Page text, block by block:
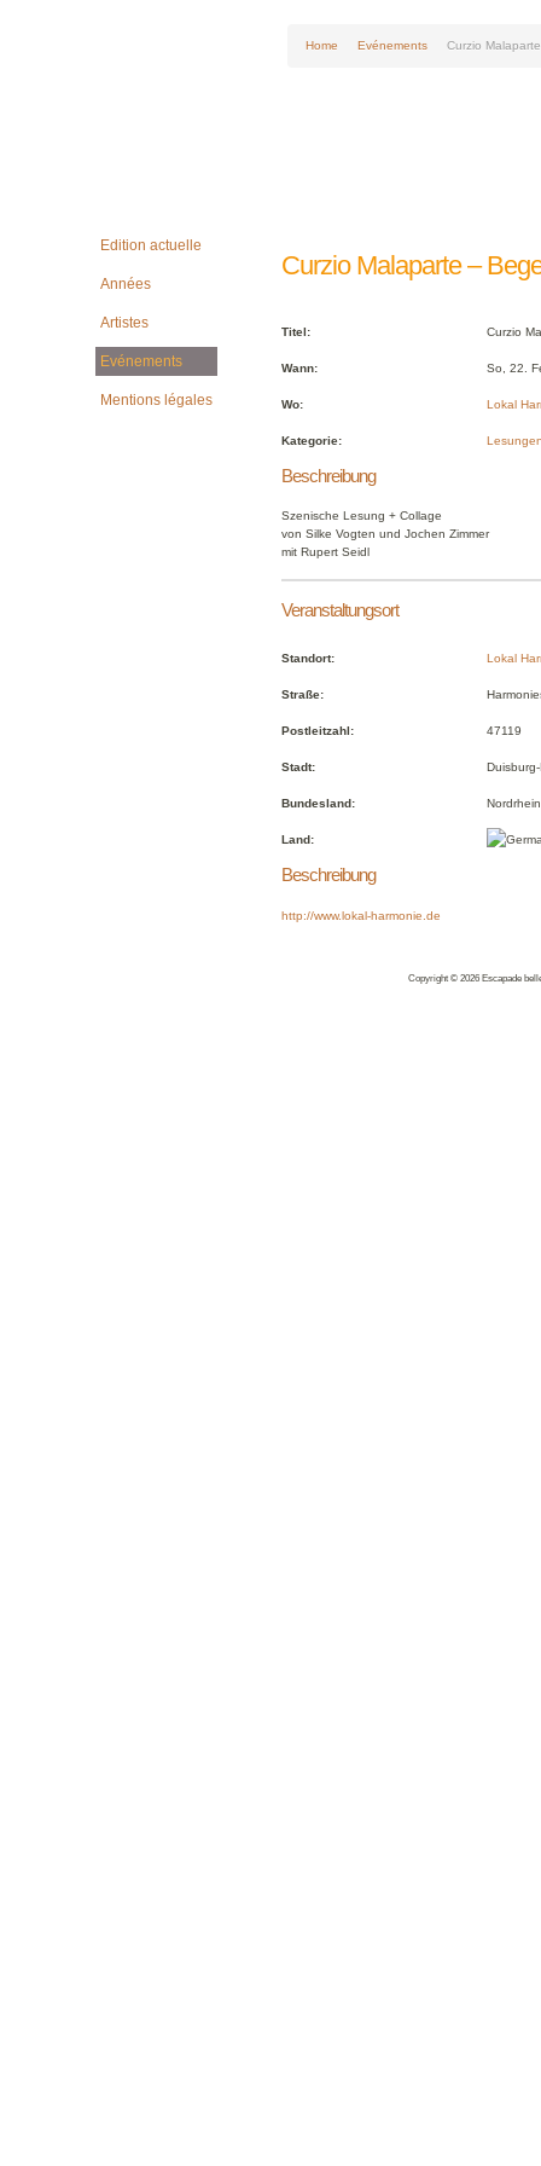
Home Evénements Curzio
Edition actuelle
Années
Artistes
Evénements
Mentions légales
Curzio Malaparte –
Titel: Curzio
Wann: So, 22.
Wo: Lokal
Kategorie:
Beschreibung
Szenische Lesung + Collage
von Silke Vogten und Jochen Zimmer
mit Rupert Seidl
Veranstaltungsort
Standort: Lokal
Straße:
Postleitzahl: 47119
Stadt:
Bundesland:
Land:
Beschreibung
http://www.lokal-harmonie.de
Copyright © 2026 Escapade